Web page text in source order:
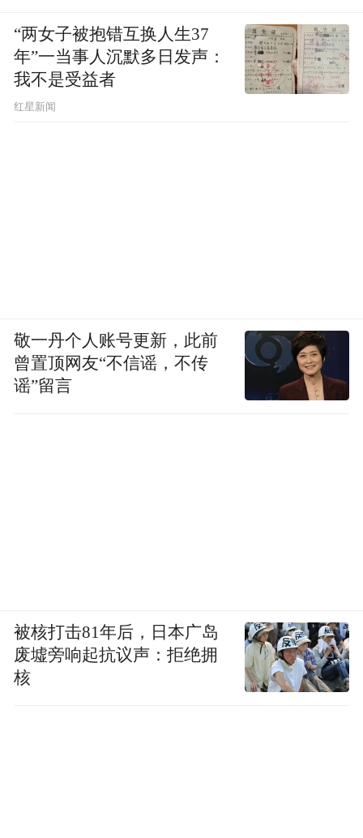
“两女子被抱错互换人生37
年”一当事人沉默多日发声：
我不是受益者
红星新闻
敬一丹个人账号更新，此前
曾置顶网友“不信谣，不传
谣”留言
被核打击81年后，日本广岛
废墟旁响起抗议声：拒绝拥
核